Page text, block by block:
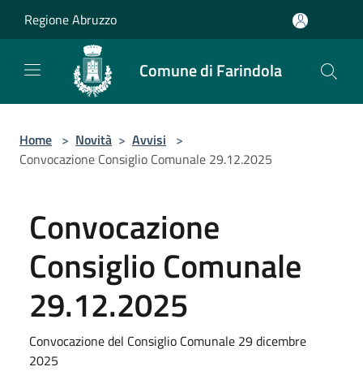
Regione Abruzzo
Comune di Farindola
Home > Novità > Avvisi >
Convocazione Consiglio Comunale 29.12.2025
Convocazione
Consiglio Comunale
29.12.2025
Convocazione del Consiglio Comunale 29 dicembre
2025